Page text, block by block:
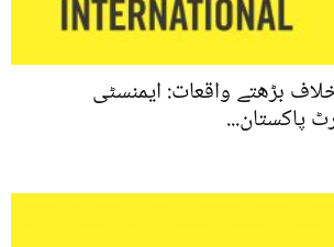
بڑھتے واقعات: ایمنسٹی
پاکستان...